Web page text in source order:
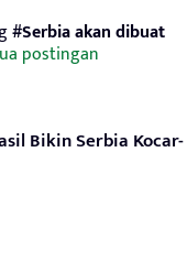
#Serbia akan dibuat
postingan
Bikin Serbia Kocar-